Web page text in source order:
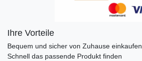
Ihre Vorteile
Bequem und sicher von Zuhause einkaufen
Schnell das passende Produkt finden